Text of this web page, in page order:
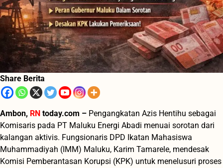
Share Berita
Ambon, RN today.com – Pengangkatan Azis Hentihu sebagai
Komisaris pada PT Maluku Energi Abadi menuai sorotan dari
kalangan aktivis. Fungsionaris DPD Ikatan Mahasiswa
Muhammadiyah (IMM) Maluku, Karim Tamarele, mendesak
Komisi Pemberantasan Korupsi (KPK) untuk menelusuri proses